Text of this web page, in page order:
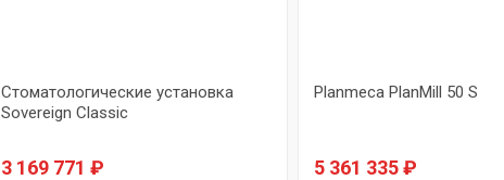
Стоматологические установка
Sovereign Classic
3 169 771 ₽
Planmeca PlanMill 50 S
5 361 335₽